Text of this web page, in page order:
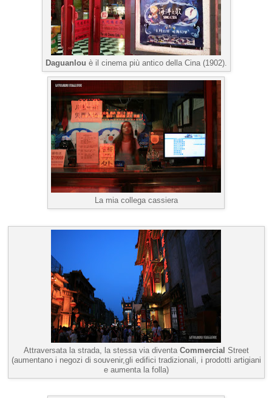
Daguanlou è il cinema più antico della Cina (1902).
La mia collega cassiera
Attraversata la strada, la stessa via diventa Commercial Street
(aumentano i negozi di souvenir,gli edifici tradizionali, i prodotti artigiani
e aumenta la folla)